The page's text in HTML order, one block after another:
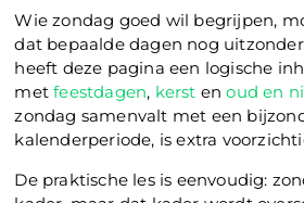
Wie zondag goed wil begrijpen,
dat bepaalde dagen nog
heeft deze pagina een logische
metfeestdagen, kerst enoud en
zondag samenvalt met een
kalenderperiode, is extra
De praktische les is eenvoudig: